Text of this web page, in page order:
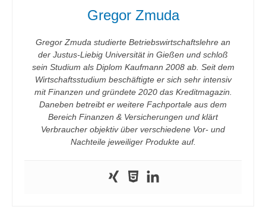
Gregor Zmuda
Gregor Zmuda studierte Betriebswirtschaftslehre an
der Justus-Liebig Universität in Gießen und schloß
sein Studium als Diplom Kaufmann 2008 ab. Seit dem
Wirtschaftsstudium beschäftigte er sich sehr intensiv
mit Finanzen und gründete 2020 das Kreditmagazin.
Daneben betreibt er weitere Fachportale aus dem
Bereich Finanzen & Versicherungen und klärt
Verbraucher objektiv über verschiedene Vor- und
Nachteile jeweiliger Produkte auf.